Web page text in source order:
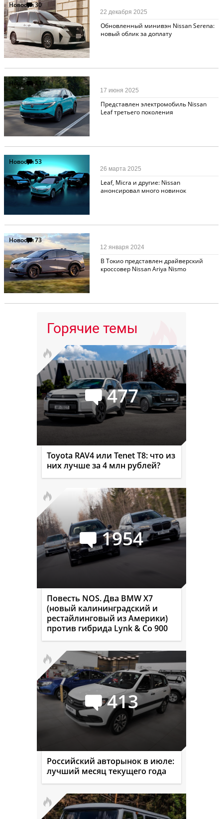
Новости30
Обновленный минивэн Nissan Serena:
новый облик за доплату
22 декабря 2025
Новости117
Представлен электромобиль Nissan
Leaf третьего поколения
17 июня 2025
Новости53
Leaf, Micra и другие: Nissan
анонсировал много новинок
26 марта 2025
Новости73
В Токио представлен драйверский
кроссовер Nissan Ariya Nismo
12 января 2024
Горячие темы
477
Toyota RAV4 или Tenet T8: что из
них лучше за 4 млн рублей?
1954
Повесть NOS. Два BMW X7
(новый калининградский и
рестайлинговый из Америки)
против гибрида Lynk & Co 900
413
Российский авторынок в июле:
лучший месяц текущего года